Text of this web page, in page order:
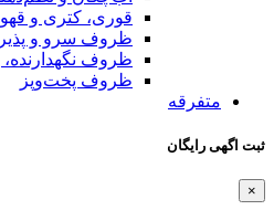
قوری، کتری و
ظروف سرو و
ظروف
ظروف پخت‌وپز
متفرقه
ثبت اگهی رایگان
×